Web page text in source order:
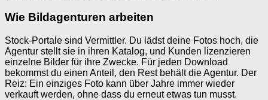
Wie Bildagenturen arbeiten
Stock-Portale sind Vermittler. Du lädst deine Fotos hoch, die
Agentur stellt sie in ihren Katalog, und Kunden lizenzieren
einzelne Bilder für ihre Zwecke. Für jeden Download
bekommst du einen Anteil, den Rest behält die Agentur. Der
Reiz: Ein einziges Foto kann über Jahre immer wieder
verkauft werden, ohne dass du erneut etwas tun musst.